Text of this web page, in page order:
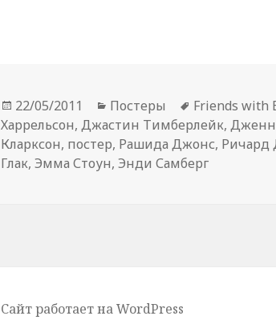
Опубликовано
22/05/2011 Рубрики
Постеры Метки
Friends with
Харрельсон,Джастин Тимберлейк,
Кларксон, постер, Рашида Джонс, Ричард
Глак,Эмма Стоун,Энди Самберг
Сайт работает на WordPress